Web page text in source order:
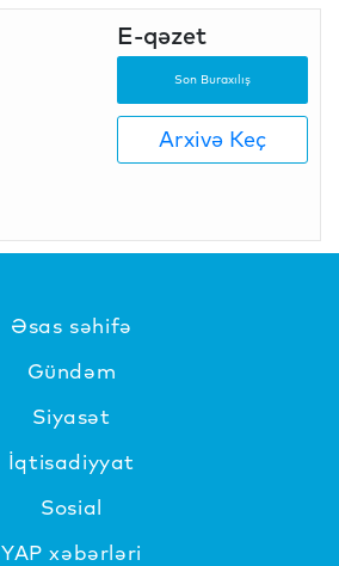
E-qəzet
Son Buraxılış
Arxivə Keç
Əsas səhifə
Gündəm
Siyasət
İqtisadiyyat
Sosial
YAP xəbərləri